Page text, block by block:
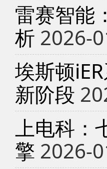
雷赛智能
析 2026-
埃斯顿
新阶段
上电科：
擎 2026-